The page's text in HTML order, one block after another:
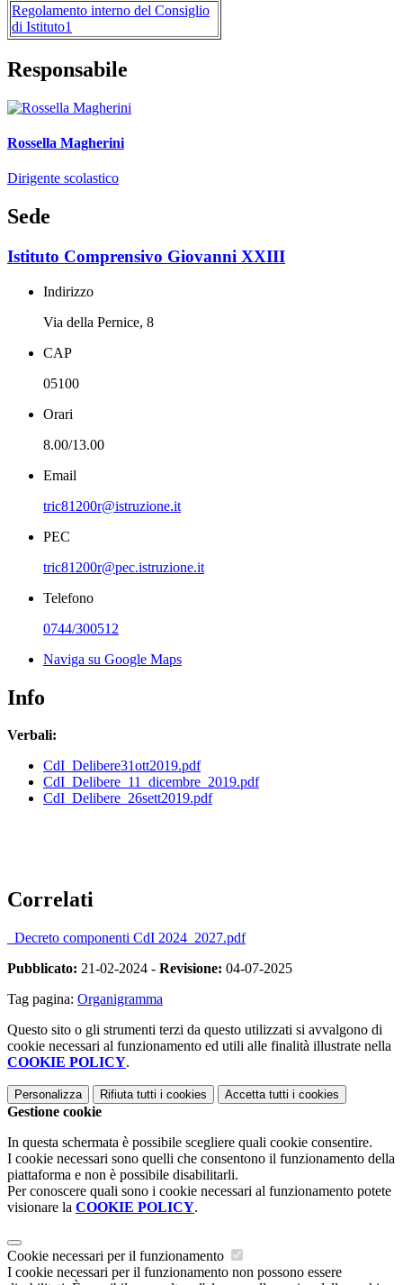
Regolamento interno del Consiglio
di Istituto1
Responsabile
Rossella Magherini
Dirigente scolastico
Sede
Istituto Comprensivo Giovanni XXIII
Indirizzo
Via della Pernice, 8
CAP
05100
Orari
8.00/13.00
Email
tric81200r@istruzione.it
PEC
tric81200r@pec.istruzione.it
Telefono
0744/300512
Naviga su Google Maps
Info
Verbali:
CdI_Delibere31ott2019.pdf
CdI_Delibere_11_dicembre_2019.pdf
CdI_Delibere_26sett2019.pdf
Correlati
_Decreto componenti CdI 2024_2027.pdf
Pubblicato: 21-02-2024 - Revisione: 04-07-2025
Tag pagina: Organigramma
Questo sito o gli strumenti terzi da questo utilizzati si avvalgono di
cookie necessari al funzionamento ed utili alle finalità illustrate nella
COOKIE POLICY.
Personalizza Rifiuta tutti i cookies Accetta tutti i cookies
Gestione cookie
In questa schermata è possibile scegliere quali cookie consentire.
I cookie necessari sono quelli che consentono il funzionamento della
piattaforma e non è possibile disabilitarli.
Per conoscere quali sono i cookie necessari al funzionamento potete
visionare la COOKIE POLICY.
Cookie necessari per il funzionamento
I cookie necessari per il funzionamento non possono essere